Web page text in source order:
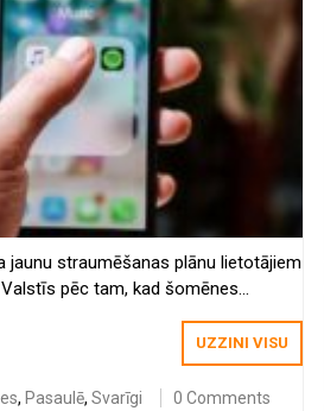
jaunu straumēšanas plānu lietotājiem
pēc tam, kad šomēnes
UZZINI VISU
, Pasaulē, Svarīgi 0 Comments